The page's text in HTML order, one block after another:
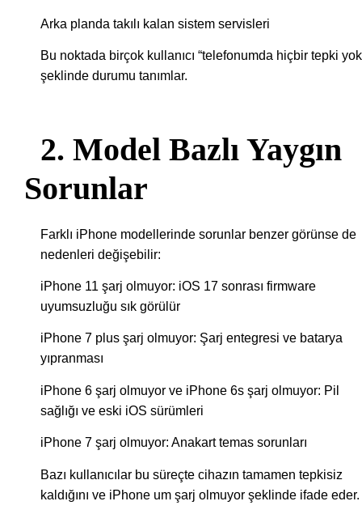
Arka planda takılı kalan sistem servisleri
Bu noktada birçok kullanıcı “telefonumda hiçbir tepki
şeklinde durumu tanımlar.
2. Model Bazlı Yaygın
Sorunlar
Farklı iPhone modellerinde sorunlar benzer görünse de
nedenleri değişebilir:
iPhone 11 şarj olmuyor: iOS 17 sonrası firmware
uyumsuzluğu sık görülür
iPhone 7 plus şarj olmuyor: Şarj entegresi ve batarya
yıpranması
iPhone 6 şarj olmuyor ve iPhone 6s şarj olmuyor: Pil
sağlığı ve eski iOS sürümleri
iPhone 7 şarj olmuyor: Anakart temas sorunları
Bazı kullanıcılar bu süreçte cihazın tamamen tepkisiz
kaldığını ve iPhone um şarj olmuyor şeklinde ifade eder.